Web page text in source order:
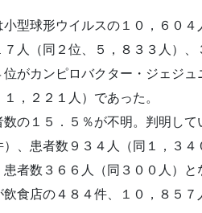
型球形ウイルスの１０，６０４
人（同２位、５，８３３人）
がカンピロバクター・ジェジュ
，２２１人）であった。
の１５．５％が不明。判明して
、患者数９３４人（同１，３４
者数３６６人（同３００人）と
食店の４８４件、１０，８５７